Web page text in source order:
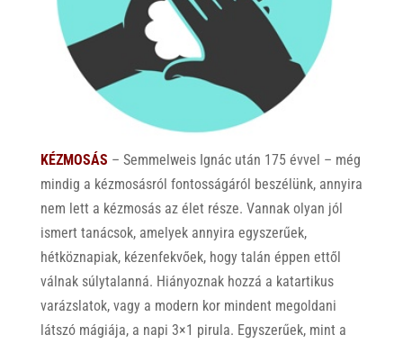
KÉZMOSÁS – Semmelweis Ignác után 175 évvel – még
mindig a kézmosásról fontosságáról beszélünk, annyira
nem lett a kézmosás az élet része. Vannak olyan jól
ismert tanácsok, amelyek annyira egyszerűek,
hétköznapiak, kézenfekvőek, hogy talán éppen ettől
válnak súlytalanná. Hiányoznak hozzá a katartikus
varázslatok, vagy a modern kor mindent megoldani
látszó mágiája, a napi 3×1 pirula. Egyszerűek, mint a